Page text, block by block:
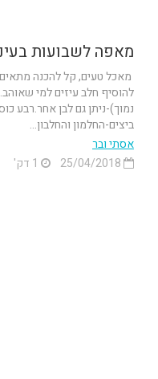
מאפה לשבועות
מאכל טעים, קל להכנה
ביצים-החלמון והחלבון...
אסתי ובר